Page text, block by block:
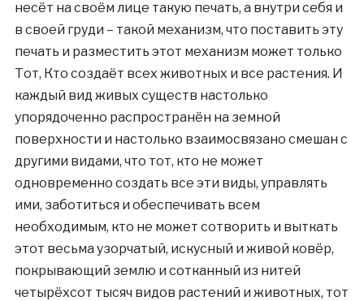
несёт на своём лице такую печать, а внутри себя и
в своей груди – такой механизм, что поставить эту
печать и разместить этот механизм может только
Тот, Кто создаёт всех животных и все растения. И
каждый вид живых существ настолько
упорядоченно распространён на земной
поверхности и настолько взаимосвязано смешан с
другими видами, что тот, кто не может
одновременно создать все эти виды, управлять
ими, заботиться и обеспечивать всем
необходимым, кто не может сотворить и выткать
этот весьма узорчатый, искусный и живой ковёр,
покрывающий землю и сотканный из нитей
четырёхсот тысяч видов растений и животных, тот